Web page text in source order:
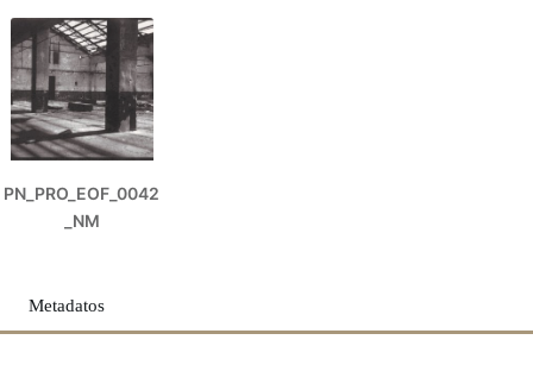
PN_PRO_EOF_0042
_NM
Metadatos